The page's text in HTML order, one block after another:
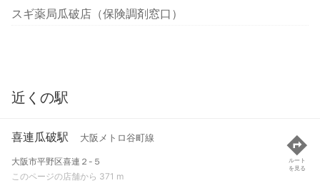
スギ薬局瓜破店（保険調剤窓口）
近くの駅
喜連瓜破駅 大阪メトロ谷町線
大阪市平野区喜連２-５
このページの店舗から 371 m
ルート
を見る